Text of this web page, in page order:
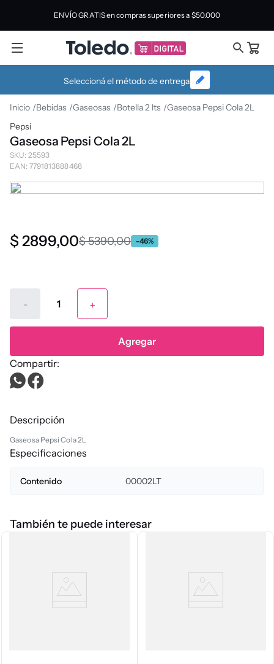
ENVÍO GRATIS en compras superiores a $50.000
Seleccioná el método de entrega
Bebidas Gaseosas Botella 2 lts
Gaseosa Pepsi Cola 2L
Pepsi
Gaseosa Pepsi Cola 2L
SKU: 25593
EAN: 7791813888468
$5390,00
$ 2899,00 -46%
- +
Agregar
Descripción
Gaseosa Pepsi Cola 2L
Especificaciones
Contenido 00002LT
También te puede interesar